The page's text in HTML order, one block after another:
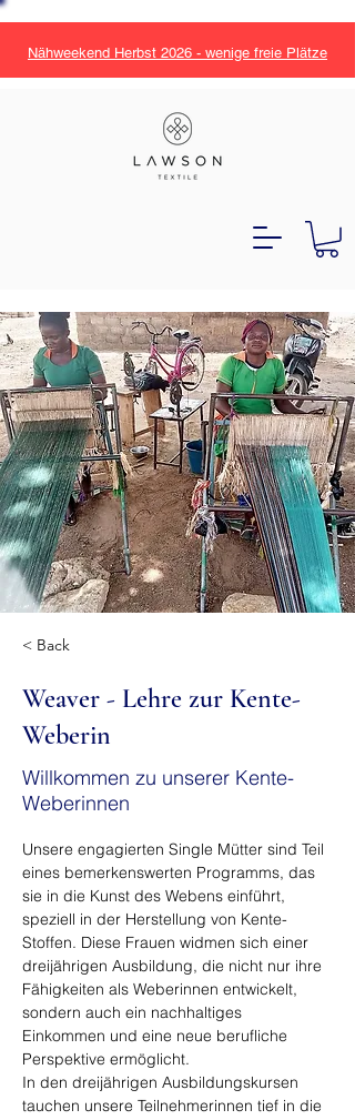
Nähweekend Herbst 2026 - wenige freie Plätze
< Back
Weaver - Lehre zur Kente-
Weberin
Willkommen zu unserer Kente-
Weberinnen
Unsere engagierten Single Mütter sind Teil
eines bemerkenswerten Programms, das
sie in die Kunst des Webens einführt,
speziell in der Herstellung von Kente-
Stoffen. Diese Frauen widmen sich einer
dreijährigen Ausbildung, die nicht nur ihre
Fähigkeiten als Weberinnen entwickelt,
sondern auch ein nachhaltiges
Einkommen und eine neue berufliche
Perspektive ermöglicht.
In den dreijährigen Ausbildungskursen
tauchen unsere Teilnehmerinnen tief in die